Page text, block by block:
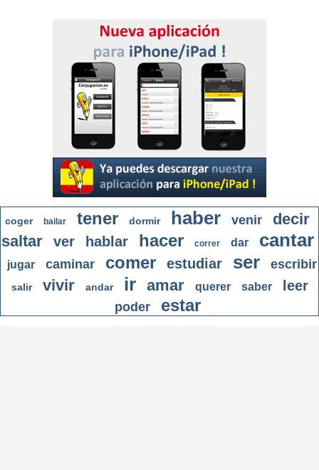
coger bailar tener dormir haber venir
decir
saltar
ver hablar hacer correr dar cantar
jugar caminar comer estudiar ser escribir
salir vivir andar ir amar querer saber leer
poder estar